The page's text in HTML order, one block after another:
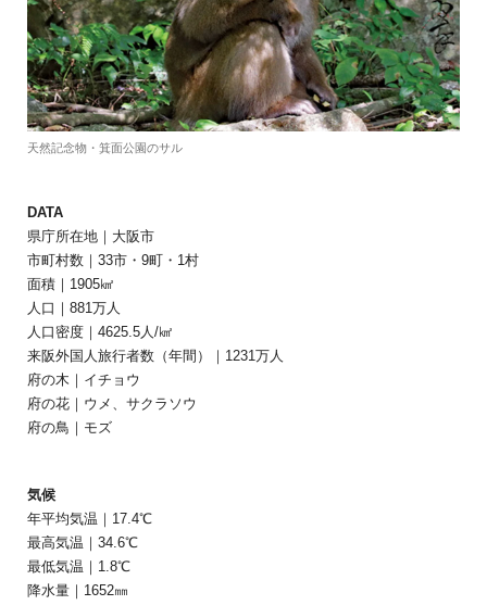
天然記念物・箕面公園のサル
DATA
県庁所在地｜大阪市
市町村数｜33市・9町・1村
面積｜1905㎢
人口｜881万人
人口密度｜4625.5人/㎢
来阪外国人旅行者数（年間）｜1231万人
府の木｜イチョウ
府の花｜ウメ、サクラソウ
府の鳥｜モズ
気候
年平均気温｜17.4℃
最高気温｜34.6℃
最低気温｜1.8℃
降水量｜1652㎜